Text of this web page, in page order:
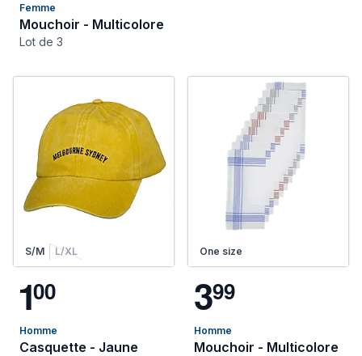
Femme
Mouchoir - Multicolore
Lot de 3
S/M L/XL
100
Homme
Casquette - Jaune
One size
399
Homme
Mouchoir - Multicolore